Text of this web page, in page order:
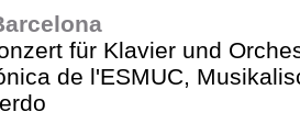
für Klavier und
de l'ESMUC,